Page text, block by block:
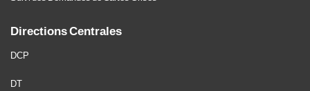
Directions Centrales
DCP
DT